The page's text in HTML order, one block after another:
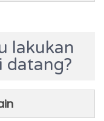
lakukan
datang?